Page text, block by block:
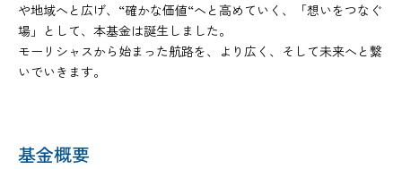
や地域へと広げ、“確かな価値“へと高めていく、「想いをつなぐ
場」として、本基金は誕生しました。
モーリシャスから始まった航路を、より広く、そして未来へと繋
いでいきます。
基金概要